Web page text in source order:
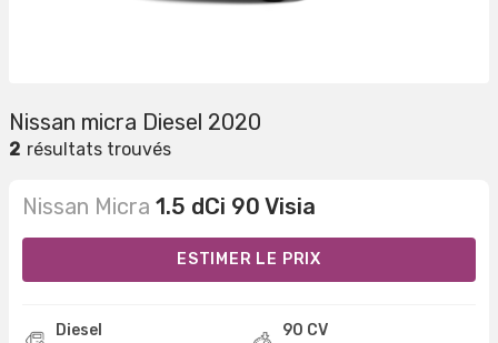
Nissan micra Diesel 2020
2 résultats trouvés
Nissan Micra 1.5 dCi 90 Visia
ESTIMER LE PRIX
Diesel 90 CV